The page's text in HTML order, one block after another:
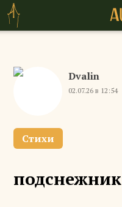
Dvalin
02.07.26 в 12:54
Стихи
подснежник